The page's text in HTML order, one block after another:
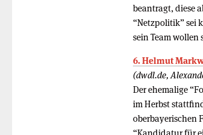
beantragt, diese
“Netzpolitik” sei
sein Team wollen
6. Helmut
(dwdl.de,
Der ehemalige
im Herbst
oberbayerischen
“Kandidatur für